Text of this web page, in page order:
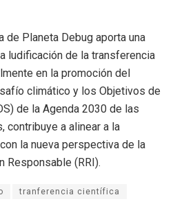
de Planeta Debug aporta una
ludificación de la transferencia
en la promoción del
climático y los Objetivos de
de la Agenda 2030 de las
contribuye a alinear a la
la nueva perspectiva de la
Responsable (RRI).
tranferencia científica